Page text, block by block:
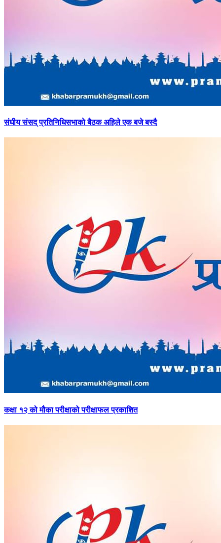
संघीयसंसद् प्रतिनिधिसभाको बैठक अहिले एक बजे बस्दै
कक्षा१२ को मौका परीक्षाको परीक्षाफल प्रकाशित